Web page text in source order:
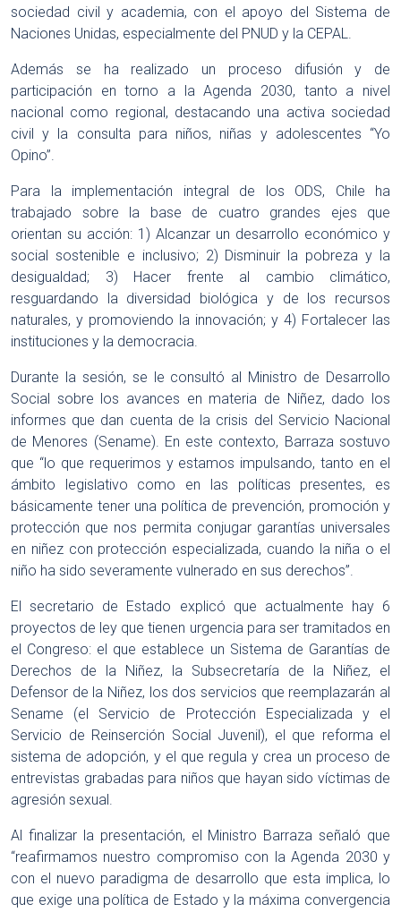
sociedad civil y academia, con el apoyo del Sistema de
Naciones Unidas, especialmente del PNUD y la CEPAL.
Además se ha realizado un proceso difusión y de
participación en torno a la Agenda 2030, tanto a nivel
nacional como regional, destacando una activa sociedad
civil y la consulta para niños, niñas y adolescentes “Yo
Opino”.
Para la implementación integral de los ODS, Chile ha
trabajado sobre la base de cuatro grandes ejes que
orientan su acción: 1) Alcanzar un desarrollo económico y
social sostenible e inclusivo; 2) Disminuir la pobreza y la
desigualdad; 3) Hacer frente al cambio climático,
resguardando la diversidad biológica y de los recursos
naturales, y promoviendo la innovación; y 4) Fortalecer las
instituciones y la democracia.
Durante la sesión, se le consultó al Ministro de Desarrollo
Social sobre los avances en materia de Niñez, dado los
informes que dan cuenta de la crisis del Servicio Nacional
de Menores (Sename). En este contexto, Barraza sostuvo
que “lo que requerimos y estamos impulsando, tanto en el
ámbito legislativo como en las políticas presentes, es
básicamente tener una política de prevención, promoción y
protección que nos permita conjugar garantías universales
en niñez con protección especializada, cuando la niña o el
niño ha sido severamente vulnerado en sus derechos”.
El secretario de Estado explicó que actualmente hay 6
proyectos de ley que tienen urgencia para ser tramitados en
el Congreso: el que establece un Sistema de Garantías de
Derechos de la Niñez, la Subsecretaría de la Niñez, el
Defensor de la Niñez, los dos servicios que reemplazarán al
Sename (el Servicio de Protección Especializada y el
Servicio de Reinserción Social Juvenil), el que reforma el
sistema de adopción, y el que regula y crea un proceso de
entrevistas grabadas para niños que hayan sido víctimas de
agresión sexual.
Al finalizar la presentación, el Ministro Barraza señaló que
“reafirmamos nuestro compromiso con la Agenda 2030 y
con el nuevo paradigma de desarrollo que esta implica, lo
que exige una política de Estado y la máxima convergencia